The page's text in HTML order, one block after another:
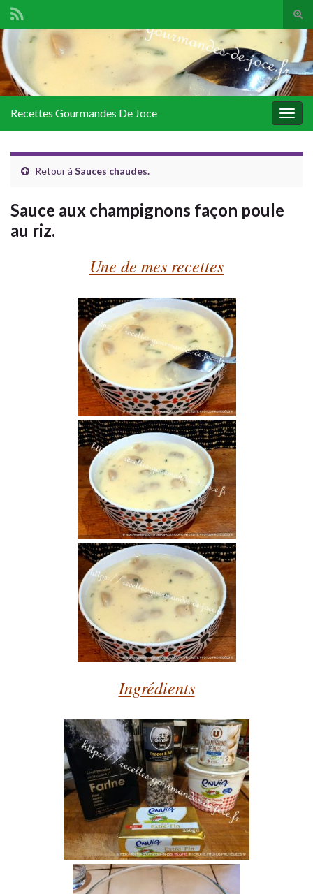
Search for:
Recettes Gourmandes De Joce
Retour à Sauces chaudes.
Sauce aux champignons façon poule
au riz.
Une de mes recettes
Ingrédients